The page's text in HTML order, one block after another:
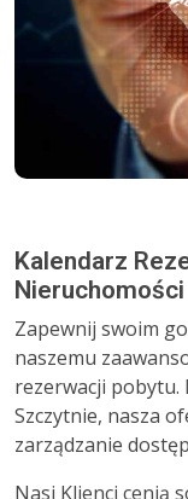
Kalendarz
Zapewnij swoim
naszemu
rezerwacji pobytu.
Szczytnie, nasza
zarządzanie
Nasi Klienci cenią